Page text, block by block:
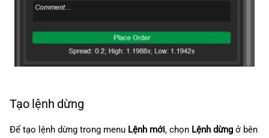
Tạo lệnh dừng
Để tạo lệnh dừng trong menu Lệnh mới, chọn Lệnh dừng ở bên